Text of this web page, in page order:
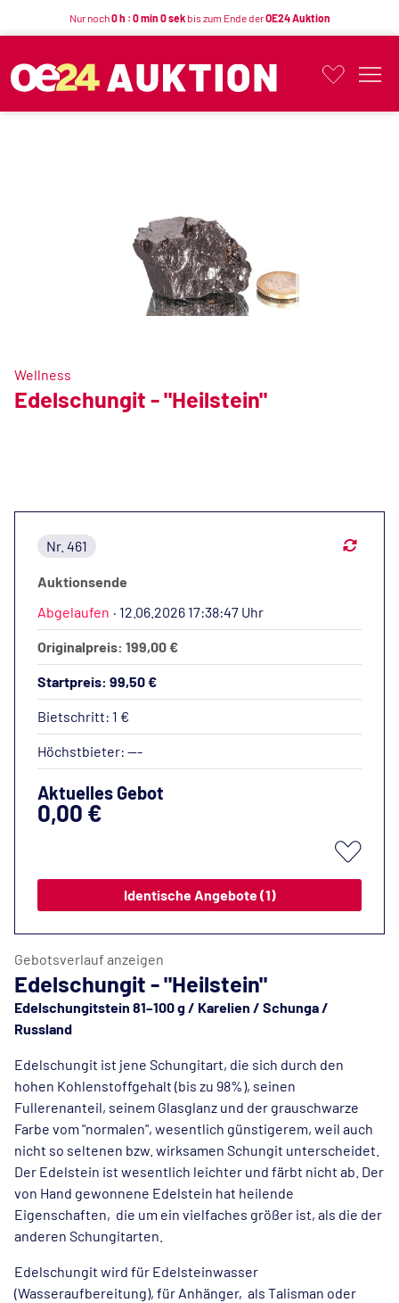
Nur noch0 h : 0 min 0 sekbis zum Ende derOE24 Auktion
Wellness
Edelschungit - "Heilstein"
Nr. 461
Auktionsende
Abgelaufen · 12.06.2026 17:38:47 Uhr
Originalpreis: 199,00 €
Startpreis: 99,50 €
Bietschritt: 1 €
Höchstbieter: ---
Aktuelles Gebot
0,00 €
Identische Angebote (1)
Gebotsverlauf anzeigen
Edelschungit - "Heilstein"
Edelschungitstein 81–100 g / Karelien / Schunga /
Russland
Edelschungit ist jene Schungitart, die sich durch den
hohen Kohlenstoffgehalt (bis zu 98%), seinen
Fullerenanteil, seinem Glasglanz und der grauschwarze
Farbe vom "normalen", wesentlich günstigerem, weil auch
nicht so seltenen bzw. wirksamen Schungit unterscheidet.
Der Edelstein ist wesentlich leichter und färbt nicht ab. Der
von Hand gewonnene Edelstein hat heilende
Eigenschaften, die um ein vielfaches größer ist, als die der
anderen Schungitarten.
Edelschungit wird für Edelsteinwasser
(Wasseraufbereitung), für Anhänger, als Talisman oder